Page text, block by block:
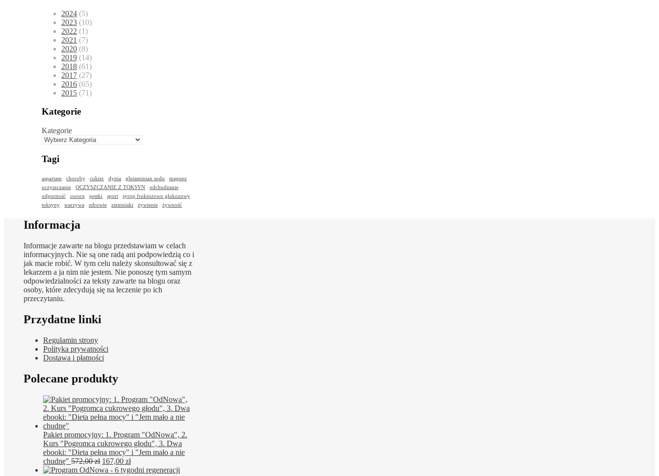
2024 (5)
2023 (10)
2022 (1)
2021 (7)
2020 (8)
2019 (14)
2018 (61)
2017 (27)
2016 (65)
2015 (71)
Kategorie
Kategorie
Tagi
aspartam choroby cukier dynia glutaminian sodu
magnez
oczyszczanie
OCZYSZCZANIE Z TOKSYN
odchudzanie
odporność
owoce pestki sport
syrop fruktozowo glukozowy
toksyny
warzywa zdrowie ziemniaki żywienie żywność
Informacja
Informacje zawarte na blogu przedstawiam w celach
informacyjnych. Nie są one radą ani podpowiedzią co i
jak macie robić. W tym celu należy skonsultować się z
lekarzem a ja nim nie jestem. Nie ponoszę tym samym
odpowiedzialności za teksty zawarte na blogu oraz
osoby, które zdecydują się na leczenie po ich
przeczytaniu.
Przydatne linki
Regulamin strony
Polityka prywatności
Dostawa i płatności
Polecane produkty
Pakiet promocyjny: 1. Program "OdNowa", 2.
Kurs "Pogromca cukrowego głodu", 3. Dwa
ebooki: "Dieta pełna mocy" i "Jem mało a nie
chudnę" 572,00zł Pierwotna
cena
167,00 złAktualna
cena